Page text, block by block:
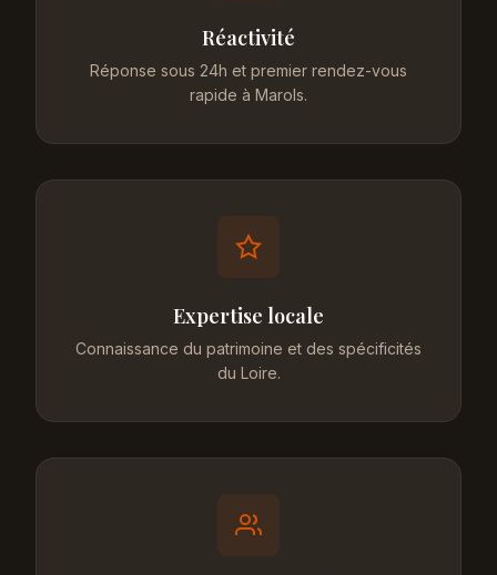
Réactivité
Réponse sous 24h et premier rendez-vous
rapide à Marols.
Expertise locale
Connaissance du patrimoine et des spécificités
du Loire.